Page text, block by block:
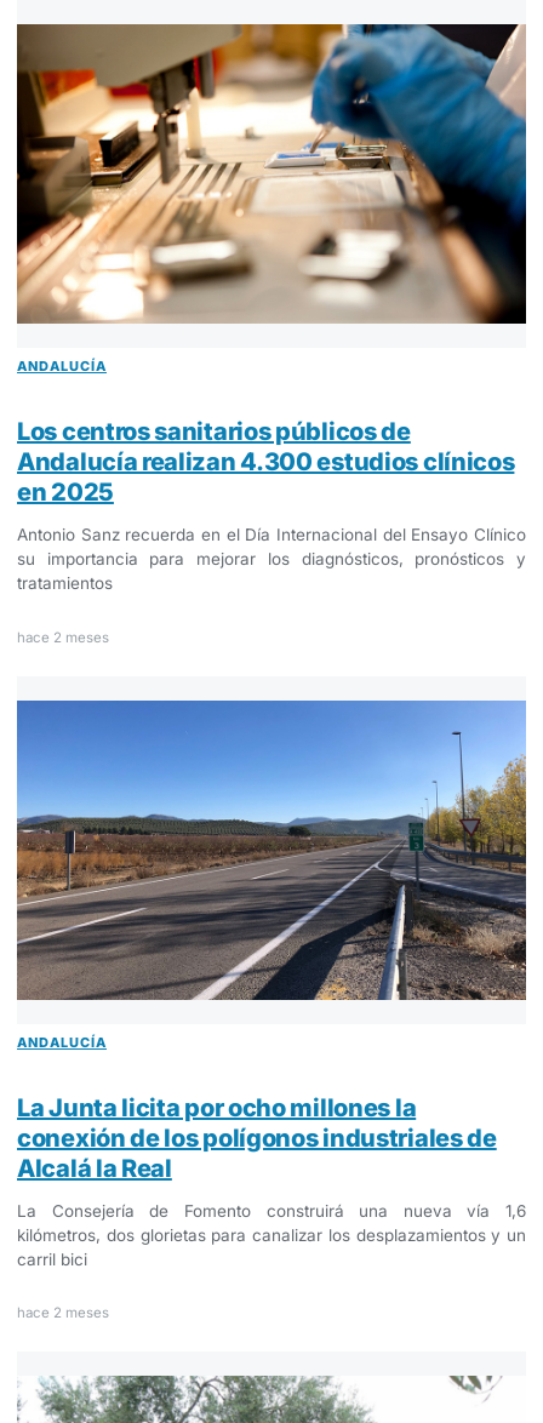
ANDALUCÍA
Los centros sanitarios públicos de
Andalucía realizan 4.300 estudios clínicos
en 2025
Antonio Sanz recuerda en el Día Internacional del Ensayo Clínico
su importancia para mejorar los diagnósticos, pronósticos y
tratamientos
hace 2 meses
ANDALUCÍA
La Junta licita por ocho millones la
conexión de los polígonos industriales de
Alcalá la Real
La Consejería de Fomento construirá una nueva vía 1,6
kilómetros, dos glorietas para canalizar los desplazamientos y un
carril bici
hace 2 meses